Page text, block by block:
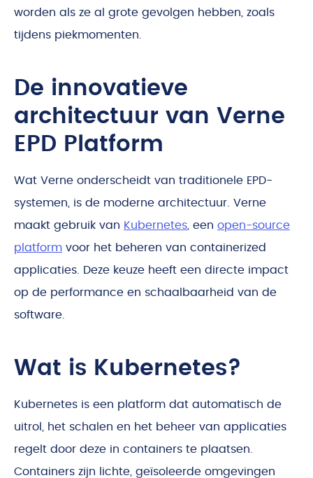
worden als ze al grote gevolgen hebben, zoals
tijdens piekmomenten.
De innovatieve
architectuur van Verne
EPD Platform
Wat Verne onderscheidt van traditionele EPD-
systemen, is de moderne architectuur. Verne
maakt gebruik van Kubernetes , een open-source
platform voor het beheren van containerized
applicaties. Deze keuze heeft een directe impact
op de performance en schaalbaarheid van de
software.
Wat is Kubernetes?
Kubernetes is een platform dat automatisch de
uitrol, het schalen en het beheer van applicaties
regelt door deze in containers te plaatsen.
Containers zijn lichte, geïsoleerde omgevingen